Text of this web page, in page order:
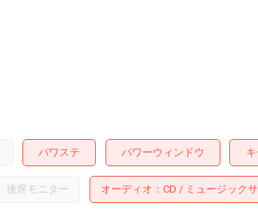
パワステ パワーウィンドウ
後席モニター オーディオ CD ミュージック